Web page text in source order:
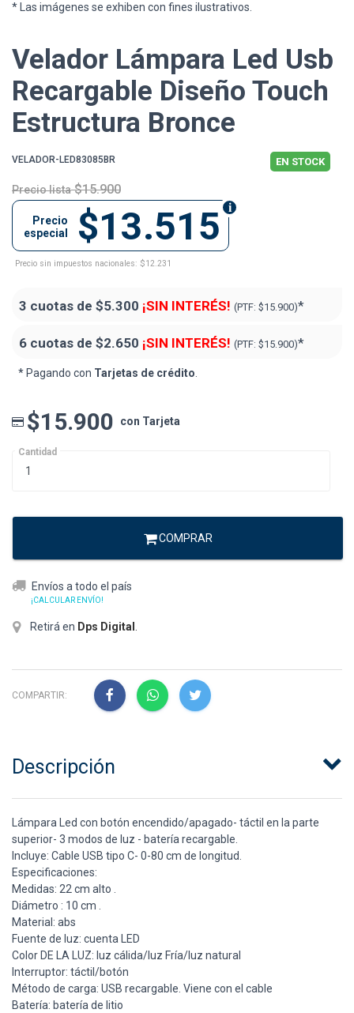
* Las imágenes se exhiben con fines ilustrativos.
Velador Lámpara Led Usb
Recargable Diseño Touch
Estructura Bronce
VELADOR-LED83085BR EN STOCK
Precio lista $15.900
$13.515
Precio
especial
Precio sin impuestos nacionales: $12.231
3 cuotas de $5.300 ¡SIN INTERÉS! (PTF: $15.900)*
6 cuotas de $2.650 ¡SIN INTERÉS! (PTF: $15.900)*
* Pagando con Tarjetas de crédito.
$15.900 con Tarjeta
Cantidad
COMPRAR
Envíos a todo el país
¡CALCULAR ENVÍO!
Retirá en Dps Digital
COMPARTIR:
Descripción
Lámpara Led con botón encendido/apagado- táctil en la parte
superior- 3 modos de luz - batería recargable.
Incluye: Cable USB tipo C- 0-80 cm de longitud.
Especificaciones:
Medidas: 22 cm alto .
Diámetro : 10 cm .
Material: abs
Fuente de luz: cuenta LED
Color DE LA LUZ: luz cálida/luz Fría/luz natural
Interruptor: táctil/botón
Método de carga: USB recargable. Viene con el cable
Batería: batería de litio